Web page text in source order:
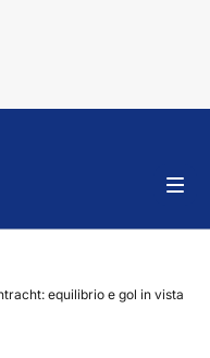
equilibrio e gol in vista